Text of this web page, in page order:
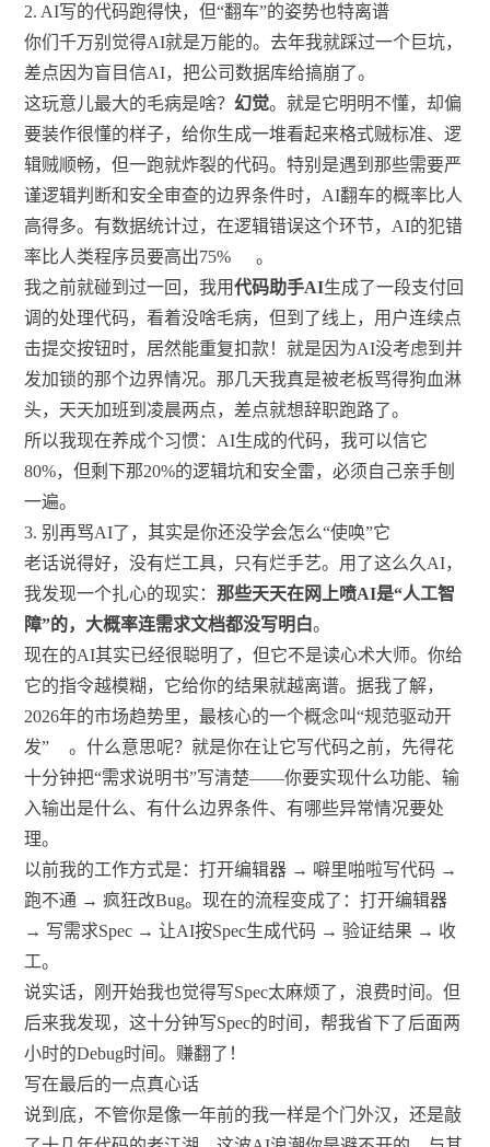
2. AI写的代码跑得快，但“翻车”的姿势也特离谱
你们千万别觉得AI就是万能的。去年我就踩过一个巨坑，
差点因为盲目信AI，把公司数据库给搞崩了。
这玩意儿最大的毛病是啥？ 幻觉。就是它明明不懂，却偏
要装作很懂的样子，给你生成一堆看起来格式贼标准、逻
辑贼顺畅，但一跑就炸裂的代码。特别是遇到那些需要严
谨逻辑判断和安全审查的边界条件时，AI翻车的概率比人
高得多。有数据统计过，在逻辑错误这个环节，AI的犯错
率比人类程序员要高出75%
。
我之前就碰到过一回，我用代码助手AI生成了一段支付回
调的处理代码，看着没啥毛病，但到了线上，用户连续点
击提交按钮时，居然能重复扣款！就是因为AI没考虑到并
发加锁的那个边界情况。那几天我真是被老板骂得狗血淋
头，天天加班到凌晨两点，差点就想辞职跑路了。
所以我现在养成个习惯：AI生成的代码，我可以信它
80%，但剩下那20%的逻辑坑和安全雷，必须自己亲手刨
一遍。
3. 别再骂AI了，其实是你还没学会怎么“使唤”它
老话说得好，没有烂工具，只有烂手艺。用了这么久AI，
我发现一个扎心的现实： 那些天天在网上喷AI是“人工智
障”的，大概率连需求文档都没写明白。
现在的AI其实已经很聪明了，但它不是读心术大师。你给
它的指令越模糊，它给你的结果就越离谱。据我了解，
2026年的市场趋势里，最核心的一个概念叫“规范驱动开
发”
。什么意思呢？就是你在让它写代码之前，先得花
十分钟把“需求说明书”写清楚——你要实现什么功能、输
入输出是什么、有什么边界条件、有哪些异常情况要处
理。
以前我的工作方式是：打开编辑器 → 噼里啪啦写代码 →
跑不通 → 疯狂改Bug。现在的流程变成了：打开编辑器
→ 写需求Spec → 让AI按Spec生成代码 → 验证结果 → 收
工。
说实话，刚开始我也觉得写Spec太麻烦了，浪费时间。但
后来我发现，这十分钟写Spec的时间，帮我省下了后面两
小时的Debug时间。赚翻了！
写在最后的一点真心话
说到底，不管你是像一年前的我一样是个门外汉，还是敲